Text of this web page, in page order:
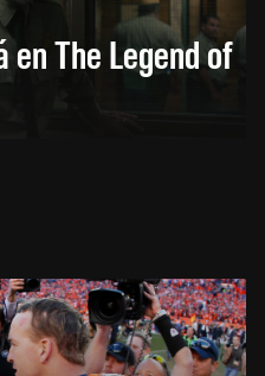
en The Legend of